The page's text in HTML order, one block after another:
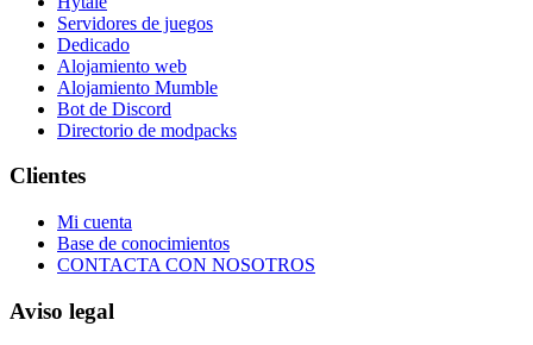
Servidores de juegos
Dedicado
Alojamiento web
Alojamiento Mumble
Bot de Discord
Directorio de modpacks
Clientes
Mi cuenta
Base de conocimientos
CONTACTA CON NOSOTROS
Aviso legal